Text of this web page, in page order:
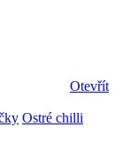
Otevřít
Ostré chilli